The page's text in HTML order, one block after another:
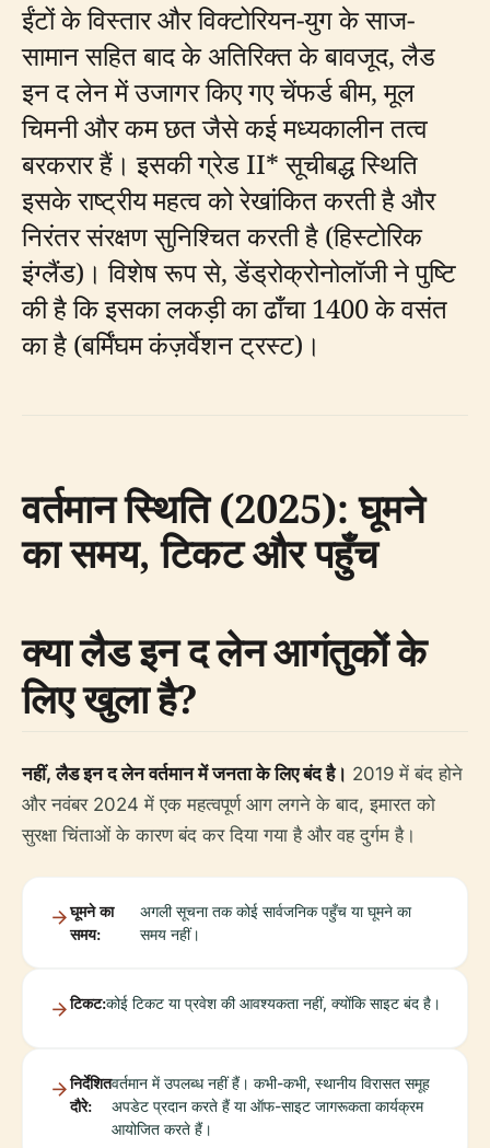
ईंटों के विस्तार और विक्टोरियन-युग के साज-
सामान सहित बाद के अतिरिक्त के बावजूद, लैड
इन द लेन में उजागर किए गए चेंफर्ड बीम, मूल
चिमनी और कम छत जैसे कई मध्यकालीन तत्व
बरकरार हैं। इसकी ग्रेड II* सूचीबद्ध स्थिति
इसके राष्ट्रीय महत्व को रेखांकित करती है और
निरंतर संरक्षण सुनिश्चित करती है (हिस्टोरिक
इंग्लैंड)। विशेष रूप से, डेंड्रोक्रोनोलॉजी ने पुष्टि
की है कि इसका लकड़ी का ढाँचा 1400 के वसंत
का है (बर्मिंघम कंज़र्वेशन ट्रस्ट)।
वर्तमान स्थिति (2025): घूमने
का समय, टिकट और पहुँच
क्या लैड इन द लेन आगंतुकों के
लिए खुला है?
नहीं, लैड इन द लेन वर्तमान में जनता के लिए बंद है। 2019 में बंद होने
और नवंबर 2024 में एक महत्वपूर्ण आग लगने के बाद, इमारत को
सुरक्षा चिंताओं के कारण बंद कर दिया गया है और वह दुर्गम है।
घूमने का
समय:
अगली सूचना तक कोई सार्वजनिक पहुँच या घूमने का
समय नहीं।
टिकट:कोई टिकट या प्रवेश की आवश्यकता नहीं, क्योंकि साइट बंद है।
निर्देशित
दौरे:
वर्तमान में उपलब्ध नहीं हैं। कभी-कभी, स्थानीय विरासत समूह
अपडेट प्रदान करते हैं या ऑफ-साइट जागरूकता कार्यक्रम
आयोजित करते हैं।